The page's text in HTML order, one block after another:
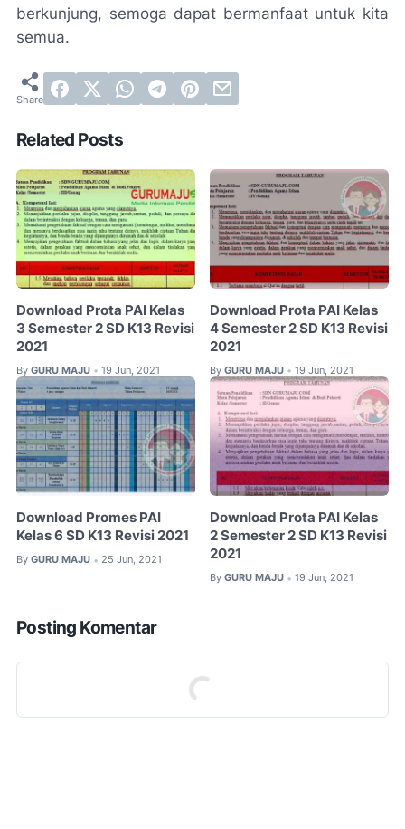
berkunjung, semoga dapat bermanfaat untuk kita
semua.
Related Posts
Download Prota PAI Kelas
3 Semester 2 SD K13 Revisi
2021
By GURU MAJU • 19 Jun, 2021
Download Prota PAI Kelas
4 Semester 2 SD K13 Revisi
2021
By GURU MAJU • 19 Jun, 2021
Download Promes PAI
Kelas 6 SD K13 Revisi 2021
By GURU MAJU • 25 Jun, 2021
Download Prota PAI Kelas
2 Semester 2 SD K13 Revisi
2021
By GURU MAJU • 19 Jun, 2021
Posting Komentar